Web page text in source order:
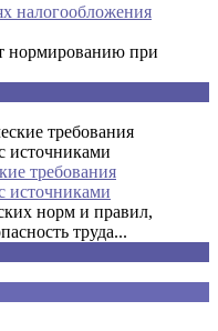
налогообложения
нормированию при
требования
источниками
норм и правил,
труда...